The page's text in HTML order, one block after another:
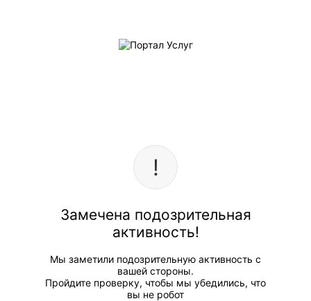
Замечена подозрительная
активность!
Мы заметили подозрительную активность с
вашей стороны.
Пройдите проверку, чтобы мы убедились, что
вы не робот